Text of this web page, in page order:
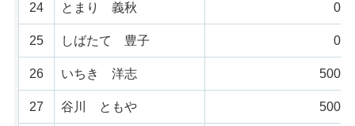
24 とまり 義秋 0票
25 しばたて 豊子 0票
26 いちき 洋志 500票
27 谷川 ともや 500票